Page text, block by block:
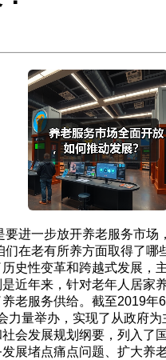
进一步放开养老服务市
在老有所养方面取得了
史性变革和跨越式发展
近年来，针对老年人居
老服务供给。截至2019
量举办，实现了从政府
会发展规划纲要，列入
展堵点痛点问题、扩大